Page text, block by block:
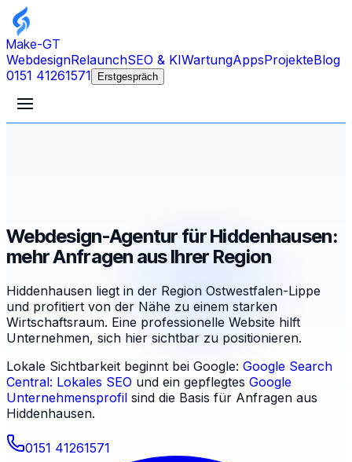
Make-GT
WebdesignRelaunchSEO & KIWartungAppsProjekteBlog
0151 41261571
Erstgespräch
Webdesign-Agentur für Hiddenhausen:
mehr Anfragen aus Ihrer Region
Hiddenhausen liegt in der Region Ostwestfalen-Lippe
und profitiert von der Nähe zu einem starken
Wirtschaftsraum. Eine professionelle Website hilft
Unternehmen, sich hier sichtbar zu positionieren.
Lokale Sichtbarkeit beginnt bei Google: Google Search
Central: Lokales SEO und ein gepflegtes Google
Unternehmensprofil sind die Basis für Anfragen aus
Hiddenhausen.
0151 41261571